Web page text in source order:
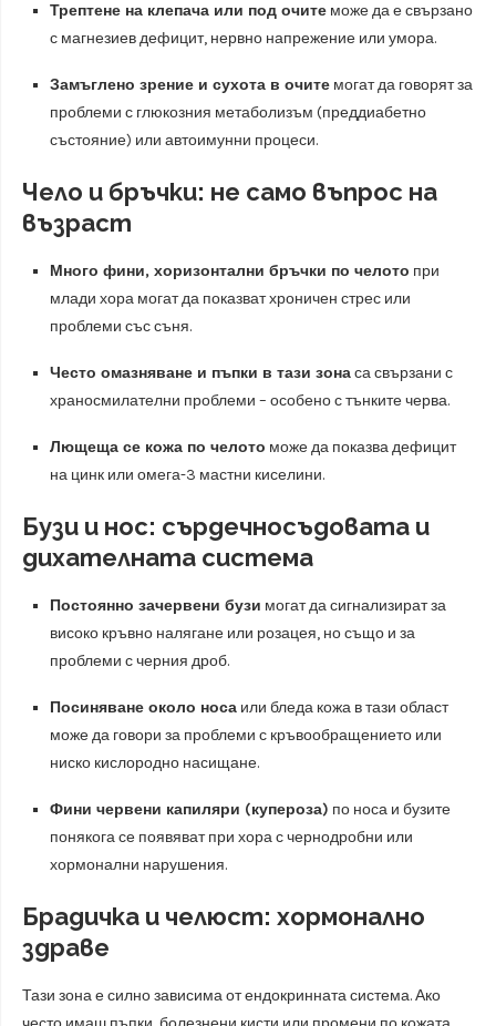
Трептене на клепача или под очите може да е свързано
с магнезиев дефицит, нервно напрежение или умора.
Замъглено зрение и сухота в очите могат да говорят за
проблеми с глюкозния метаболизъм (преддиабетно
състояние) или автоимунни процеси.
Чело и бръчки: не само въпрос на
възраст
Много фини, хоризонтални бръчки по челото при
млади хора могат да показват хроничен стрес или
проблеми със съня.
Често омазняване и пъпки в тази зонаса свързани с
храносмилателни проблеми – особено с тънките черва.
Лющеща се кожа по челото може да показва дефицит
на цинк или омега-3 мастни киселини.
Бузи и нос: сърдечносъдовата и
дихателната система
Постоянно зачервени бузи могат да сигнализират за
високо кръвно налягане или розацея, но също и за
проблеми с черния дроб.
Посиняване около носа или бледа кожа в тази област
може да говори за проблеми с кръвообращението или
ниско кислородно насищане.
Фини червени капиляри (купероза) по носа и бузите
понякога се появяват при хора с чернодробни или
хормонални нарушения.
Брадичка и челюст: хормонално
здраве
Тази зона е силно зависима от ендокринната система. Ако